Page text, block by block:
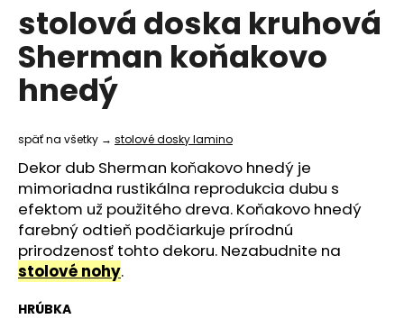
produktu
je
0,0
z
5
hviezdičiek.
stolová doska kruhová
Sherman koňakovo
hnedý
späť na všetky → stolové dosky lamino
Dekor dub Sherman koňakovo hnedý je
mimoriadna rustikálna reprodukcia dubu s
efektom už použitého dreva. Koňakovo hnedý
farebný odtieň podčiarkuje prírodnú
prirodzenosť tohto dekoru. Nezabudnite na
stolové nohy.
HRÚBKA
HĽADAŤ
d
p
o
r
ú
č
a
m
e